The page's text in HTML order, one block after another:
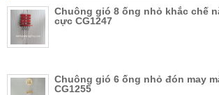
Chuông gió 8 ống nhỏ khắc chế
cực CG1247
Chuông gió 6 ống nhỏ đón may
CG1255